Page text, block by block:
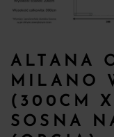
ALTANA
MILANO
(300CM
SOSNA